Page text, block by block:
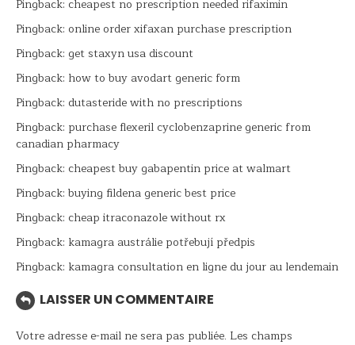
Pingback: cheapest no prescription needed rifaximin
Pingback: online order xifaxan purchase prescription
Pingback: get staxyn usa discount
Pingback: how to buy avodart generic form
Pingback: dutasteride with no prescriptions
Pingback: purchase flexeril cyclobenzaprine generic from
canadian pharmacy
Pingback: cheapest buy gabapentin price at walmart
Pingback: buying fildena generic best price
Pingback: cheap itraconazole without rx
Pingback: kamagra austrálie potřebují předpis
Pingback: kamagra consultation en ligne du jour au lendemain
LAISSER UN COMMENTAIRE
Votre adresse e-mail ne sera pas publiée. Les champs